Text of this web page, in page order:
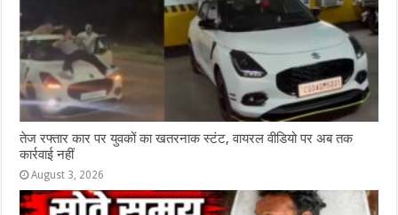
तेज रफ्तार कार पर युवकों का खतरनाक स्टंट, वायरल वीडियो पर अब तक
कार्रवाई नहीं
August 3, 2026